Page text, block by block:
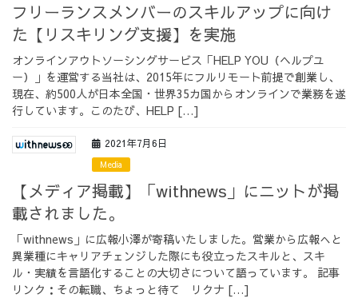
メンバー
サービス
採用情報トップ
フリーランスメンバーのスキルアップに向け
た【リスキリング支援】を実施
オンラインアウトソーシングサービス「HELP YOU（ヘルプユ
ー）」を運営する当社は、2015年にフルリモート前提で創業し、
現在、約500人が日本全国・世界35カ国からオンラインで業務を遂
行しています。このたび、HELP […]
2021年7月6日
Media
【メディア掲載】「withnews」にニットが掲
載されました。
「withnews」に広報小澤が寄稿いたしました。営業から広報へと
異業種にキャリアチェンジした際にも役立ったスキルと、スキ
ル・実績を言語化することの大切さについて語っています。 記事
リンク：その転職、ちょっと待て リクナ […]